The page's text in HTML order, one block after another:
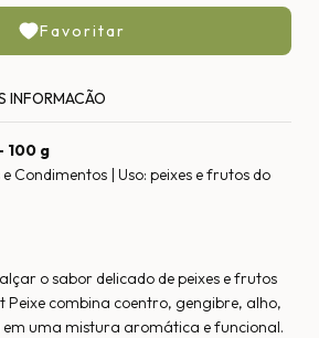
Favoritar
INFORMACÃO
100 g
Condimentos | Uso: peixes e frutos do
o sabor delicado de peixes e frutos
Peixe combina coentro, gengibre, alho,
em uma mistura aromática e funcional.